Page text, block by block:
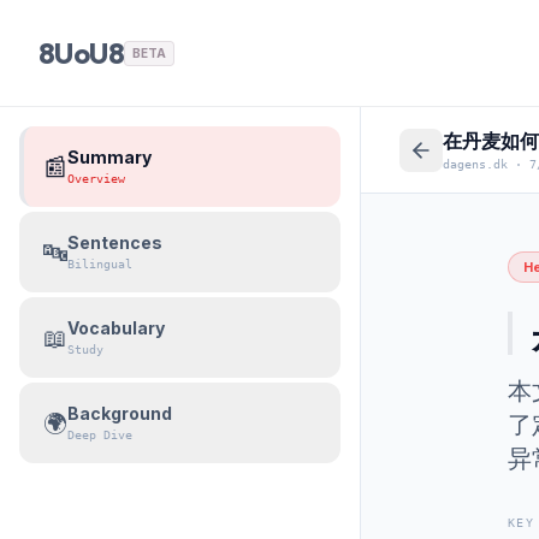
8UoU8 BETA
📰Summary
Overview
🔤Sentences
Bilingual
📖Vocabulary
Study
🌍Background
Deep Dive
在丹麦如
dagens.dk ·
本
了
异